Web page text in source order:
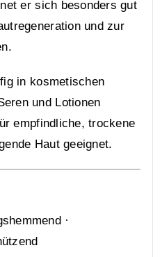
er sich besonders gut
und zur
in kosmetischen
und Lotionen
empfindliche, trockene
Haut geeignet.
·